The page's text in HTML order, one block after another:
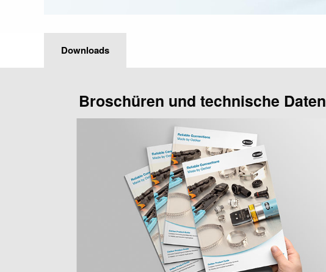
Downloads
Broschüren und technische Daten